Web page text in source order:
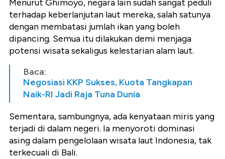
Menurut Ghimoyo, negara lain sudah sangat peduli
terhadap keberlanjutan laut mereka, salah satunya
dengan membatasi jumlah ikan yang boleh
dipancing. Semua itu dilakukan demi menjaga
potensi wisata sekaligus kelestarian alam laut.
Baca:
Negosiasi KKP Sukses, Kuota Tangkapan
Naik-RI Jadi Raja Tuna Dunia
Sementara, sambungnya, ada kenyataan miris yang
terjadi di dalam negeri. Ia menyoroti dominasi
asing dalam pengelolaan wisata laut Indonesia, tak
terkecuali di Bali.